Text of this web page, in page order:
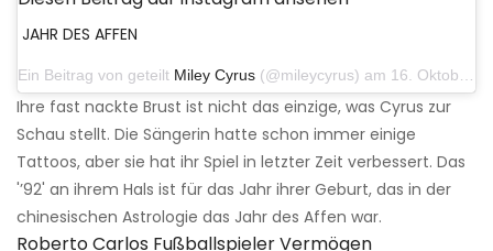
JAHR DES AFFEN
Ein Beitrag von geteilt Miley Cyrus (@mileycyrus) am 16. Oktober 2019 um 19:04 Uhr PDT
Ihre fast nackte Brust ist nicht das einzige, was Cyrus zur
Schau stellt. Die Sängerin hatte schon immer einige
Tattoos, aber sie hat ihr Spiel in letzter Zeit verbessert. Das
'’92' an ihrem Hals ist für das Jahr ihrer Geburt, das in der
chinesischen Astrologie das Jahr des Affen war.
Roberto Carlos Fußballspieler Vermögen